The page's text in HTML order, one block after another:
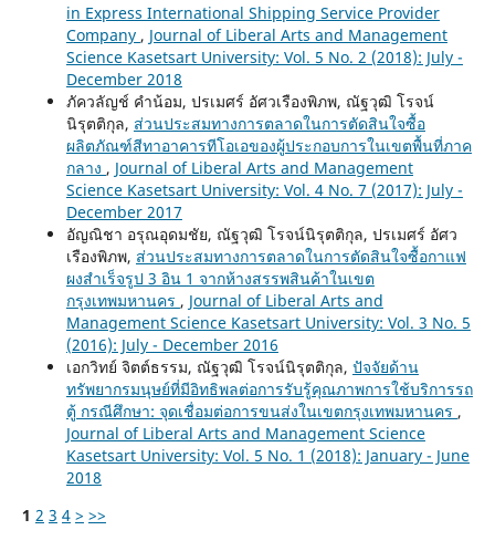
in Express International Shipping Service Provider
Company , Journal of Liberal Arts and Management
Science Kasetsart University: Vol. 5 No. 2 (2018): July -
December 2018
ภัควลัญช์ คำน้อม, ปรเมศร์ อัศวเรืองพิภพ, ณัฐวุฒิ โรจน์
นิรุตติกุล, ส่วนประสมทางการตลาดในการตัดสินใจซื้อ
ผลิตภัณฑ์สีทาอาคารทีโอเอของผู้ประกอบการในเขตพื้นที่ภาค
กลาง , Journal of Liberal Arts and Management
Science Kasetsart University: Vol. 4 No. 7 (2017): July -
December 2017
อัญณิชา อรุณอุดมชัย, ณัฐวุฒิ โรจน์นิรุตติกุล, ปรเมศร์ อัศว
เรืองพิภพ, ส่วนประสมทางการตลาดในการตัดสินใจซื้อกาแฟ
ผงสำเร็จรูป 3 อิน 1 จากห้างสรรพสินค้าในเขต
กรุงเทพมหานคร , Journal of Liberal Arts and
Management Science Kasetsart University: Vol. 3 No. 5
(2016): July - December 2016
เอกวิทย์ จิตต์ธรรม, ณัฐวุฒิ โรจน์นิรุตติกุล, ปัจจัยด้าน
ทรัพยากรมนุษย์ที่มีอิทธิพลต่อการรับรู้คุณภาพการใช้บริการรถ
ตู้ กรณีศึกษา: จุดเชื่อมต่อการขนส่งในเขตกรุงเทพมหานคร ,
Journal of Liberal Arts and Management Science
Kasetsart University: Vol. 5 No. 1 (2018): January - June
2018
1 2 3 4 > >>